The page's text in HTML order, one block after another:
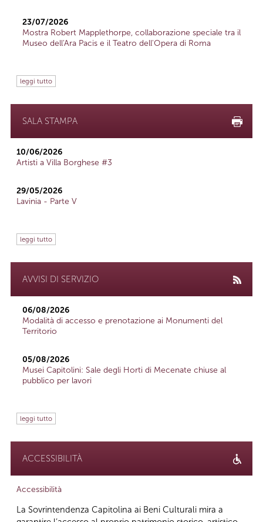
23/07/2026
Mostra Robert Mapplethorpe, collaborazione speciale tra il
Museo dell'Ara Pacis e il Teatro dell'Opera di Roma
leggi tutto
SALA STAMPA
10/06/2026
Artisti a Villa Borghese #3
29/05/2026
Lavinia - Parte V
leggi tutto
AVVISI DI SERVIZIO
06/08/2026
Modalità di accesso e prenotazione ai Monumenti del
Territorio
05/08/2026
Musei Capitolini: Sale degli Horti di Mecenate chiuse al
pubblico per lavori
leggi tutto
ACCESSIBILITÀ
Accessibilità
La Sovrintendenza Capitolina ai Beni Culturali mira a